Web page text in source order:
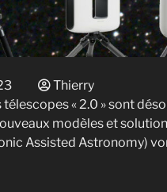
Thierry
télescopes « 2.0 » sont
modèles et
Assisted Astronomy)